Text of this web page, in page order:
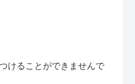
けることができませんで